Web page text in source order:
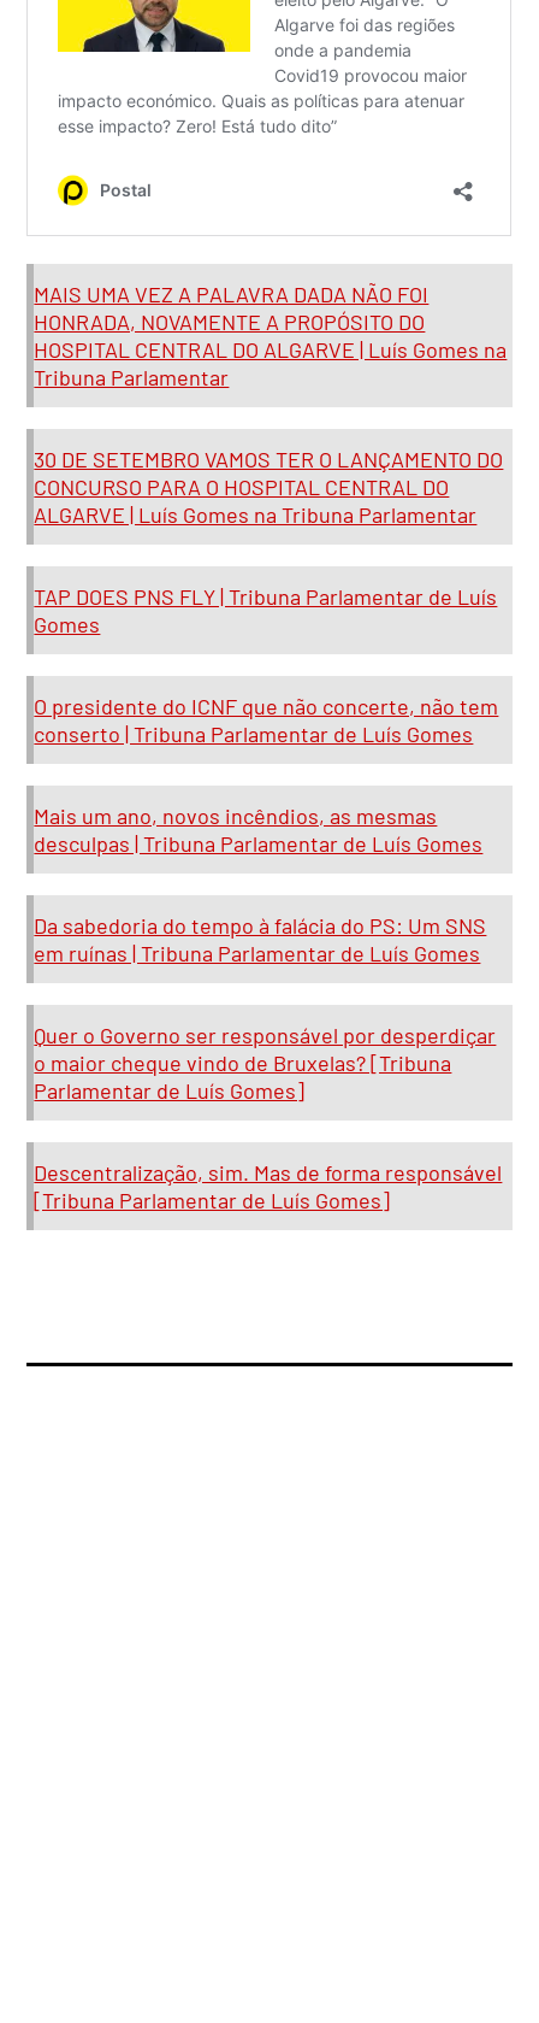
MAIS UMA VEZ A PALAVRA DADA NÃO FOI
HONRADA, NOVAMENTE A PROPÓSITO DO
HOSPITAL CENTRAL DO ALGARVE | Luís Gomes na
Tribuna Parlamentar
30 DE SETEMBRO VAMOS TER O LANÇAMENTO DO
CONCURSO PARA O HOSPITAL CENTRAL DO
ALGARVE | Luís Gomes na Tribuna Parlamentar
TAP DOES PNS FLY | Tribuna Parlamentar de Luís
Gomes
O presidente do ICNF que não concerte, não tem
conserto | Tribuna Parlamentar de Luís Gomes
Mais um ano, novos incêndios, as mesmas
desculpas | Tribuna Parlamentar de Luís Gomes
Da sabedoria do tempo à falácia do PS: Um SNS
em ruínas | Tribuna Parlamentar de Luís Gomes
Quer o Governo ser responsável por desperdiçar
o maior cheque vindo de Bruxelas? [Tribuna
Parlamentar de Luís Gomes]
Descentralização, sim. Mas de forma responsável
[Tribuna Parlamentar de Luís Gomes]